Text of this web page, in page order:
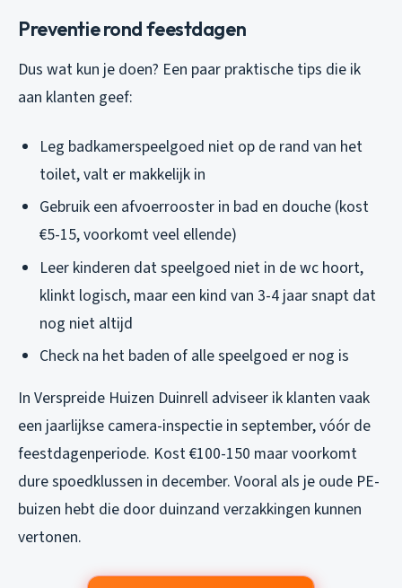
Preventie rond feestdagen
Dus wat kun je doen? Een paar praktische tips die ik
aan klanten geef:
Leg badkamerspeelgoed niet op de rand van het
toilet, valt er makkelijk in
Gebruik een afvoerrooster in bad en douche (kost
€5-15, voorkomt veel ellende)
Leer kinderen dat speelgoed niet in de wc hoort,
klinkt logisch, maar een kind van 3-4 jaar snapt dat
nog niet altijd
Check na het baden of alle speelgoed er nog is
In Verspreide Huizen Duinrell adviseer ik klanten vaak
een jaarlijkse camera-inspectie in september, vóór de
feestdagenperiode. Kost €100-150 maar voorkomt
dure spoedklussen in december. Vooral als je oude PE-
buizen hebt die door duinzand verzakkingen kunnen
vertonen.